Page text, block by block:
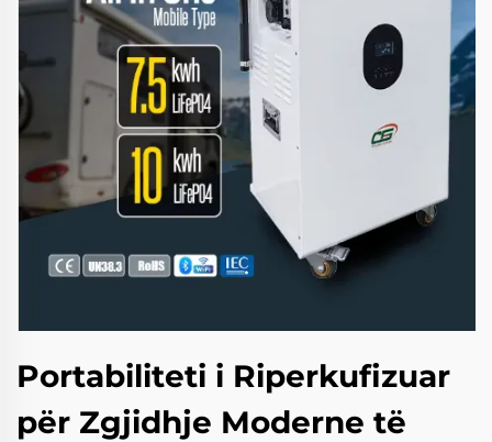
Portabiliteti i Riperkufizuar
për Zgjidhje Moderne të